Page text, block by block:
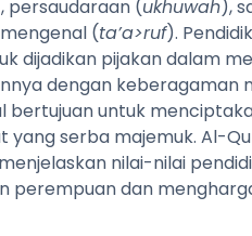
persaudaraan (ukhuwah),
(ta’a>ruf).
dijadikan pijakan dalam
dengan keberagaman
bertujuan untuk
serba majemuk. Al-
nilai-nilai
perempuan dan